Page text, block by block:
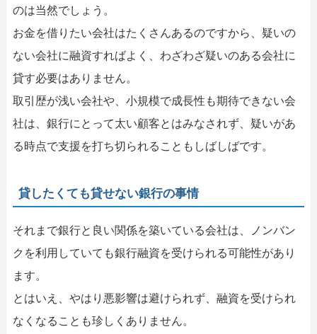
のは当然でしょう。
お金を借りたい会社はたくさんあるのですから、疑いの
ない会社に融資すればよく、わざわざ疑いのある会社に
貸す必要はありません。
取引歴が浅い会社や、小規模で成長性も期待できない会
社は、銀行にとって太い顧客とはみなされず、疑いがあ
る時点で支援を打ち切られることもしばしばです。
貸したくても貸せない銀行の事情
それまで銀行と良い関係を築いている会社は、ノンバン
クを利用していても銀行融資を受けられる可能性があり
ます。
とはいえ、やはり悪影響は避けられず、融資を受けられ
なくなることも珍しくありません。